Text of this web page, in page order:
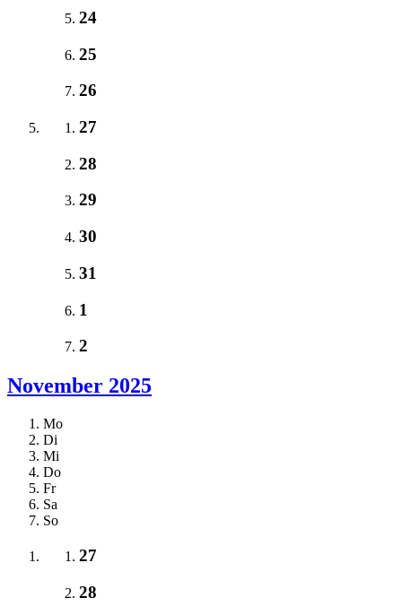
24
25
26
27
28
29
30
31
1
2
November 2025
Mo
Di
Mi
Do
Fr
Sa
So
27
28